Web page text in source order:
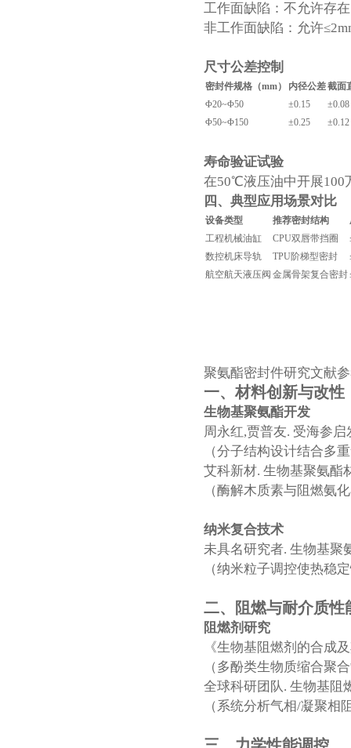
工作面缺陷：不允许存
非工作面缺陷：允许
尺寸公差控制
密封件规格（mm） 内径公差截面
Φ20~Φ50
±0.15
±0.08
Φ50~Φ150
±0.25 ±0.12
寿命验证试验
在50℃液压油中开展100
四、典型应用场景对比
设备类型 推荐密封结构
工程机械油缸
CPU双唇带挡圈
数控机床导轨
TPU阶梯型密封
航空航天液压阀 金属骨架复合密封
聚氨酯密封件研究文献
一、材料创新与改性
生物基聚氨酯开发
周永红,贾普友. 受海参启
（分子结构设计结合多
艾科新材. 生物基聚氨酯
（酶解木质素与阻燃氨
纳米复合技术
未具名研究者. 生物基聚
（纳米粒子调控使热稳
二、阻燃与耐介质性
阻燃剂研究
《生物基阻燃剂的合成
（多酚类生物质缩合聚
全球科研团队. 生物基阻
（系统分析气相/凝聚相